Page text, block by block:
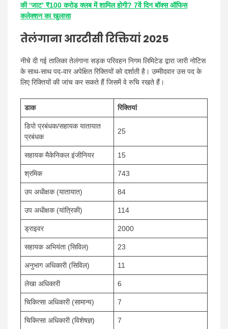
की ‘जाट’ ₹100 करोड़ क्लब में शामिल होगी? 7वें दिन बॉक्स ऑफिस
कलेक्शन का खुलासा
तेलंगाना आरटीसी रिक्तियां 2025
नीचे दी गई तालिका तेलंगाना सड़क परिवहन निगम लिमिटेड द्वारा जारी नोटिस
के साथ-साथ पद-वार अपेक्षित रिक्तियों को दर्शाती है। उम्मीदवार उस पद के
लिए रिक्तियों की जांच कर सकते हैं जिसमें वे रुचि रखते हैं।
डाक रिक्तियां
डिपो प्रबंधक/सहायक यातायात
प्रबंधक
25
सहायक मैकेनिकल इंजीनियर 15
श्रमिक 743
उप अधीक्षक (यातायात) 84
उप अधीक्षक (यांत्रिकी) 114
ड्राइवर 2000
सहायक अभियंता (सिविल) 23
अनुभाग अधिकारी (सिविल) 11
लेखा अधिकारी 6
चिकित्सा अधिकारी (सामान्य) 7
चिकित्सा अधिकारी (विशेषज्ञ) 7